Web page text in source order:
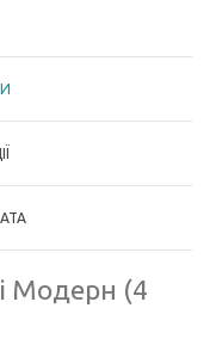
Модерн (4